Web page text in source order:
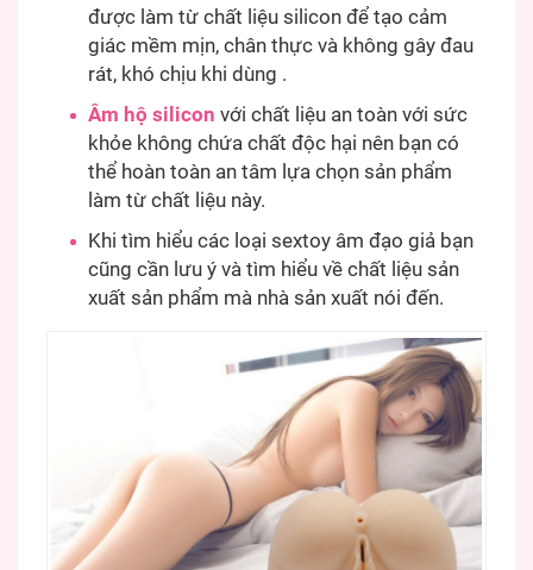
được làm từ chất liệu silicon để tạo cảm
giác mềm mịn, chân thực và không gây đau
rát, khó chịu khi dùng .
Âm hộ silicon với chất liệu an toàn với sức
khỏe không chứa chất độc hại nên bạn có
thể hoàn toàn an tâm lựa chọn sản phẩm
làm từ chất liệu này.
Khi tìm hiểu các loại sextoy âm đạo giả bạn
cũng cần lưu ý và tìm hiểu về chất liệu sản
xuất sản phẩm mà nhà sản xuất nói đến.